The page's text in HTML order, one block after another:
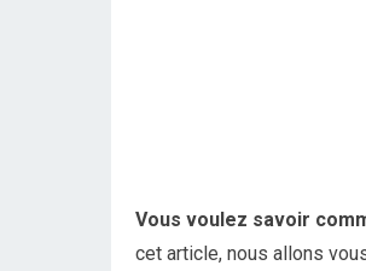
Vous voulez savoir
cet article, nous allons